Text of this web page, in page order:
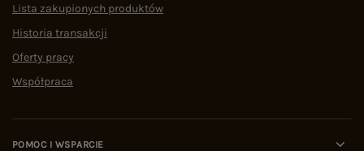
Lista zakupionych produktów
Historia transakcji
Oferty pracy
Współpraca
POMOC I WSPARCIE